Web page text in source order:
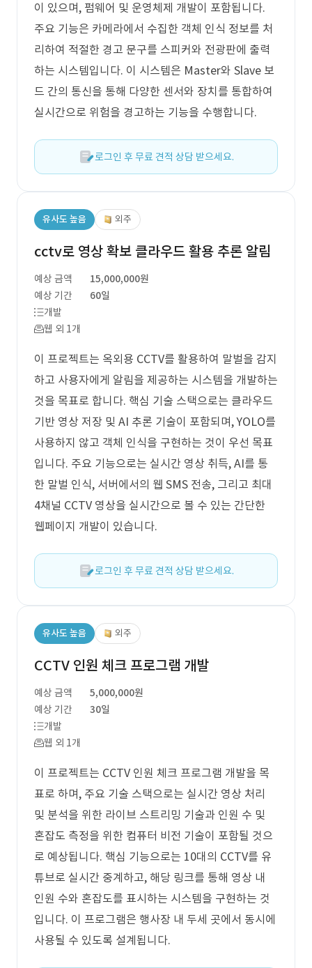
이 있으며, 펌웨어 및 운영체제 개발이 포함됩니다.
주요 기능은 카메라에서 수집한 객체 인식 정보를 처
리하여 적절한 경고 문구를 스피커와 전광판에 출력
하는 시스템입니다. 이 시스템은 Master와 Slave 보
드 간의 통신을 통해 다양한 센서와 장치를 통합하여
실시간으로 위험을 경고하는 기능을 수행합니다.
로그인 후 무료 견적 상담 받으세요.
유사도 높음 외주
cctv로 영상 확보 클라우드 활용 추론 알림
예상 금액
15,000,000원
예상 기간
60일
개발
웹 외 1개
이 프로젝트는 옥외용 CCTV를 활용하여 말벌을 감지
하고 사용자에게 알림을 제공하는 시스템을 개발하는
것을 목표로 합니다. 핵심 기술 스택으로는 클라우드
기반 영상 저장 및 AI 추론 기술이 포함되며, YOLO를
사용하지 않고 객체 인식을 구현하는 것이 우선 목표
입니다. 주요 기능으로는 실시간 영상 취득, AI를 통
한 말벌 인식, 서버에서의 웹 SMS 전송, 그리고 최대
4채널 CCTV 영상을 실시간으로 볼 수 있는 간단한
웹페이지 개발이 있습니다.
로그인 후 무료 견적 상담 받으세요.
유사도 높음 외주
CCTV 인원 체크 프로그램 개발
예상 금액
5,000,000원
예상 기간
30일
개발
웹 외 1개
이 프로젝트는 CCTV 인원 체크 프로그램 개발을 목
표로 하며, 주요 기술 스택으로는 실시간 영상 처리
및 분석을 위한 라이브 스트리밍 기술과 인원 수 및
혼잡도 측정을 위한 컴퓨터 비전 기술이 포함될 것으
로 예상됩니다. 핵심 기능으로는 10대의 CCTV를 유
튜브로 실시간 중계하고, 해당 링크를 통해 영상 내
인원 수와 혼잡도를 표시하는 시스템을 구현하는 것
입니다. 이 프로그램은 행사장 내 두세 곳에서 동시에
사용될 수 있도록 설계됩니다.